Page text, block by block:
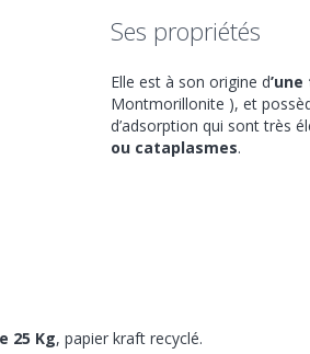
Ses propriétés
Elle est à son origine d
Montmorillonite ), et
d’adsorption qui sont très
ou cataplasmes.
25 Kg, papier kraft recyclé.